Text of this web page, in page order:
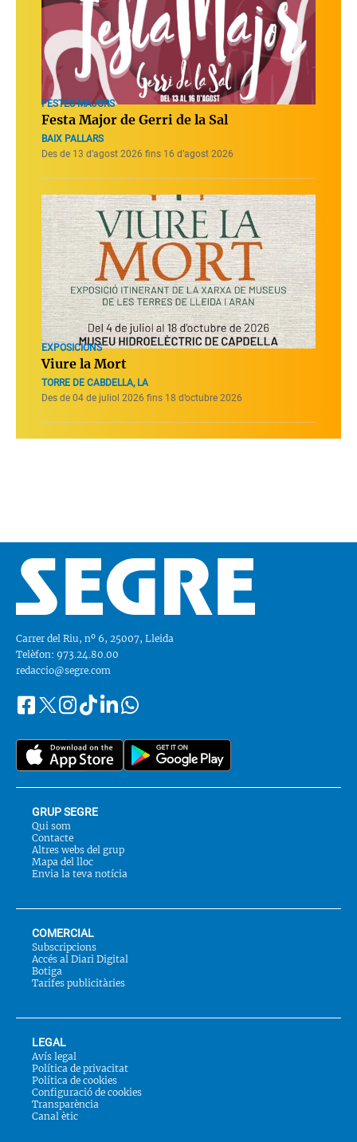
FESTES MAJORS
Festa Major de Gerri de la Sal
BAIX PALLARS
Des de 13 d’agost 2026 fins 16 d’agost 2026
EXPOSICIONS
Viure la Mort
TORRE DE CABDELLA, LA
Des de 04 de juliol 2026 fins 18 d’octubre 2026
Carrer del Riu, nº 6, 25007, Lleida
Telèfon: 973.24.80.00
redaccio@segre.com
Segueix-
a::
FacebookInstagram
TiktokLinkedinWhatsapp
GRUP SEGRE
Qui som
Contacte
Altres webs del grup
Mapa del lloc
Envia la teva notícia
COMERCIAL
Subscripcions
Accés al Diari Digital
Botiga
Tarifes publicitàries
LEGAL
Avís legal
Política de privacitat
Política de cookies
Configuració de cookies
Transparència
Canal ètic